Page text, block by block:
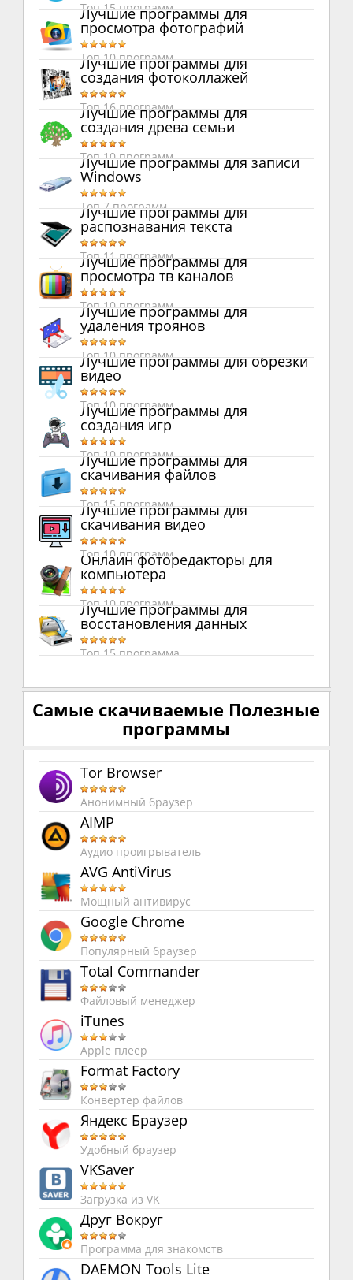
Топ 15 программ
Лучшие программы для
просмотра фотографий
Топ 10 программ
Лучшие программы для
создания фотоколлажей
Топ 16 программ
Лучшие программы для
создания древа семьи
Топ 10 программ
Лучшие программы для записи
Windows
Топ 7 программ
Лучшие программы для
распознавания текста
Топ 11 программ
Лучшие программы для
просмотра тв каналов
Топ 10 программ
Лучшие программы для
удаления троянов
Топ 10 программ
Лучшие программы для обрезки
видео
Топ 10 программ
Лучшие программы для
создания игр
Топ 10 программ
Лучшие программы для
скачивания файлов
Топ 15 программ
Лучшие программы для
скачивания видео
Топ 10 программ
Онлайн фоторедакторы для
компьютера
Топ 10 программ
Лучшие программы для
восстановления данных
Топ 15 программа
Самые скачиваемые Полезные
программы
Tor Browser
Анонимный браузер
AIMP
Аудио проигрыватель
AVG AntiVirus
Мощный антивирус
Google Chrome
Популярный браузер
Total Commander
Файловый менеджер
iTunes
Apple плеер
Format Factory
Конвертер файлов
Яндекс Браузер
Удобный браузер
VKSaver
Загрузка из VK
Друг Вокруг
Программа для знакомств
DAEMON Tools Lite